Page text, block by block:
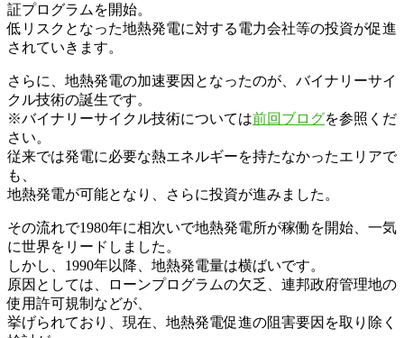
証プログラムを開始。
低リスクとなった地熱発電に対する電力会社等の投資が促進
されていきます。
さらに、地熱発電の加速要因となったのが、バイナリーサイ
クル技術の誕生です。
※バイナリーサイクル技術については前回ブログを参照くだ
さい。
従来では発電に必要な熱エネルギーを持たなかったエリアで
も、
地熱発電が可能となり、さらに投資が進みました。
その流れで1980年に相次いで地熱発電所が稼働を開始、一気
に世界をリードしました。
しかし、1990年以降、地熱発電量は横ばいです。
原因としては、ローンプログラムの欠乏、連邦政府管理地の
使用許可規制などが、
挙げられており、現在、地熱発電促進の阻害要因を取り除く